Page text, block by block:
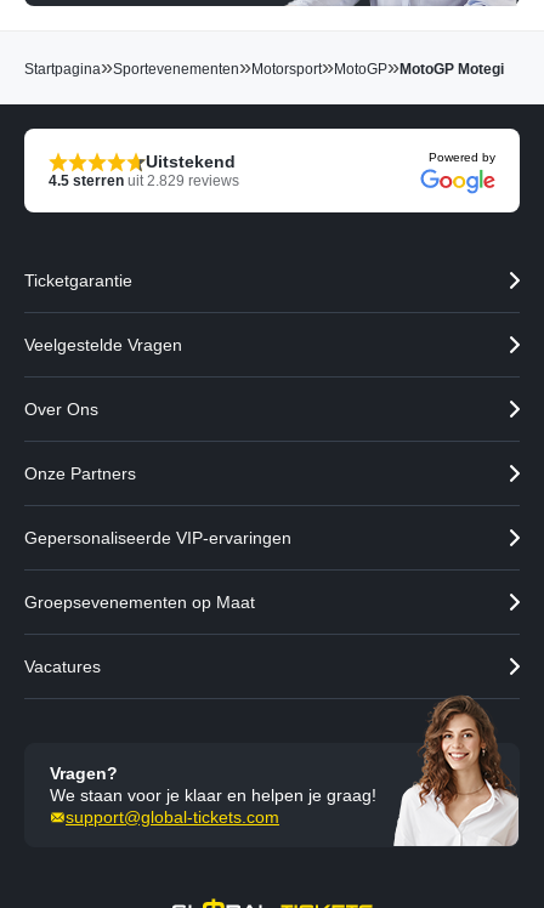
Startpagina»Sportevenementen»Motorsport»MotoGP»MotoGP Motegi
Uitstekend
4.5 sterren uit2.829 reviews
Powered by
Ticketgarantie
Veelgestelde Vragen
Over Ons
Onze Partners
Gepersonaliseerde VIP-ervaringen
Groepsevenementen op Maat
Vacatures
Vragen?
We staan voor je klaar en helpen je graag!
support@global-tickets.com